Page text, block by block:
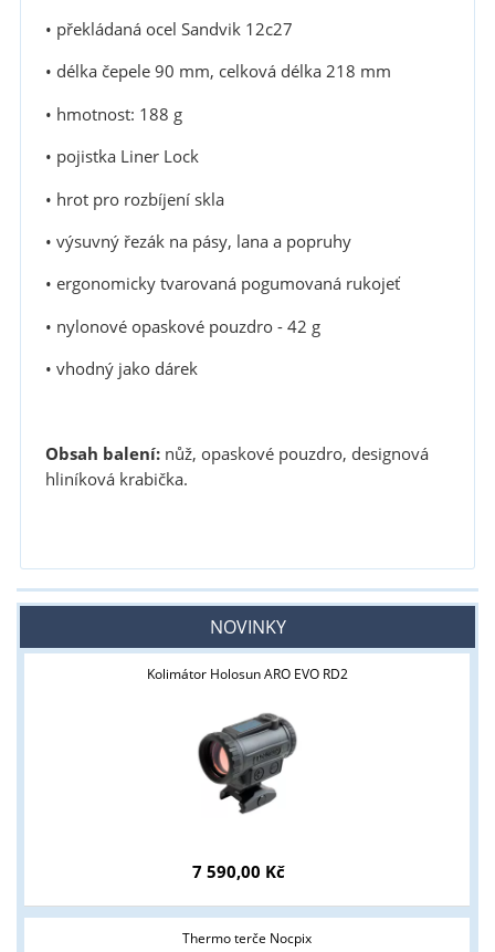
• překládaná ocel Sandvik 12c27
• délka čepele 90 mm, celková délka 218 mm
• hmotnost: 188 g
• pojistka Liner Lock
• hrot pro rozbíjení skla
• výsuvný řezák na pásy, lana a popruhy
• ergonomicky tvarovaná pogumovaná rukojeť
• nylonové opaskové pouzdro - 42 g
• vhodný jako dárek
Obsah balení:nůž, opaskové pouzdro, designová
hliníková krabička.
NOVINKY
Kolimátor Holosun ARO EVO RD2
7 590,00 Kč
Thermo terče Nocpix
Tyto stránky jsou určeny pouze odborné veřejnosti od 18 let a